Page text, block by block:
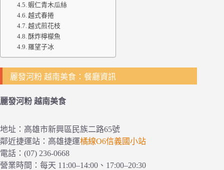
蝦仁青木瓜絲
越式春捲
越式煎花枝
酥炸檸檬魚
羅望子冰
麗發河粉 越南美食：餐廳資訊
麗發河粉 越南美食
地址：高雄市新興區民族二路65號
鄰近捷運站：高雄捷運橘線O6信義國小站
電話：(07) 236-0668
營業時間：每天 11:00–14:00、17:00–20:30